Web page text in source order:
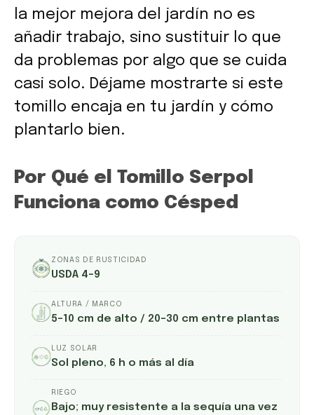
la mejor mejora del jardín no es
añadir trabajo, sino sustituir lo que
da problemas por algo que se cuida
casi solo. Déjame mostrarte si este
tomillo encaja en tu jardín y cómo
plantarlo bien.
Por Qué el Tomillo Serpol
Funciona como Césped
ZONAS DE RUSTICIDAD
USDA 4–9
ALTURA / MARCO
5–10 cm de alto / 20–30 cm entre plantas
LUZ SOLAR
Sol pleno, 6 h o más al día
RIEGO
Bajo; muy resistente a la sequía una vez